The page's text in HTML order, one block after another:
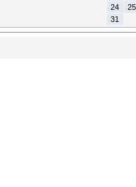
24
25
31